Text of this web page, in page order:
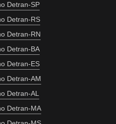
Detran-SP
Detran-RS
Detran-RN
Detran-BA
Detran-ES
Detran-AM
Detran-AL
Detran-MA